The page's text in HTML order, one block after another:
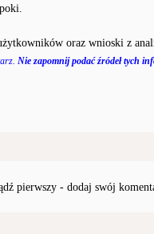
oraz wnioski z
Nie zapomnij podać źródeł tych
pierwszy - dodaj swój